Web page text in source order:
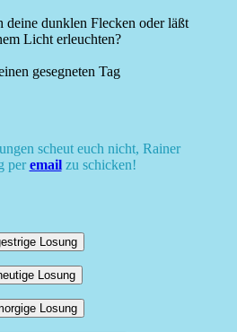
deine dunklen Flecken oder läßt
Licht erleuchten?
gesegneten Tag
scheut euch nicht, Rainer
peremailzu schicken!
Losung
Losung
Losung